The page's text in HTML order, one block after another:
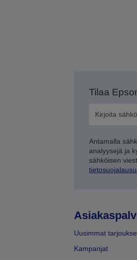
Tilaa
Antamalla
analyysejä ja
sähköisen
Uusimmat
Kampanjat